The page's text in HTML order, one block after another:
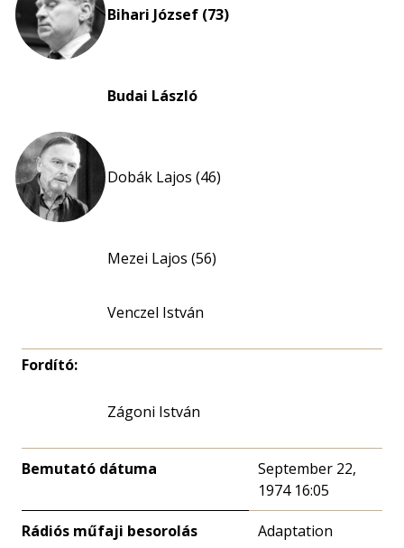
Bihari József (73)
Budai László
Dobák Lajos (46)
Mezei Lajos (56)
Venczel István
Fordító:
Zágoni István
Bemutató dátuma
September 22,
1974 16:05
Rádiós műfaji besorolás Adaptation